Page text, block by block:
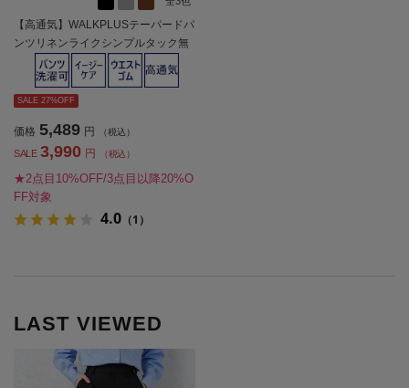
【高通気】WALKPLUSテーパードパ
ンツリネンライクシンプルタック無
地春夏【レディース】
SALE 27%OFF
価格 5,489 円 （税込）
SALE 3,990 円 （税込）
★2点目10%OFF/3点目以降20%O
FF対象
4.0 （1）
LAST VIEWED